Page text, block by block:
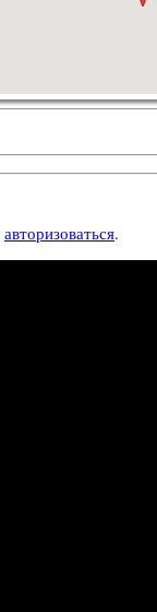
авторизоваться.